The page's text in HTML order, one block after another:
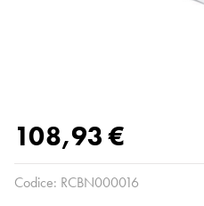
108,93 €
Codice: RCBN000016